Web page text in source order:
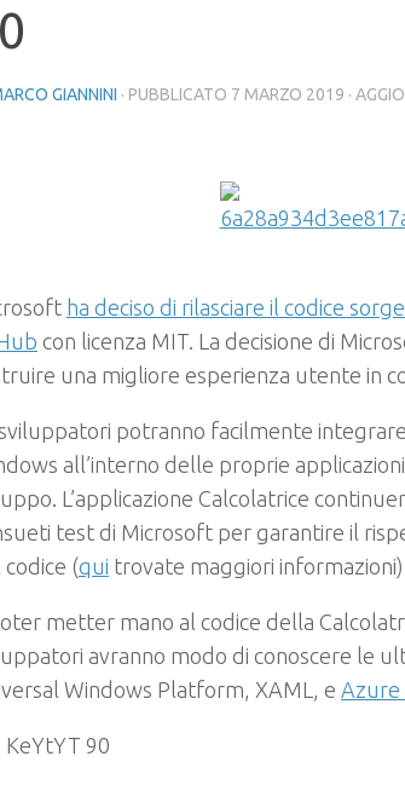
GIANNINI · PUBBLICATO 7 MARZO 2019 ·
ha deciso di rilasciare il codice
con licenza MIT. La decisione di
una migliore esperienza utente in
potranno facilmente
all’interno delle proprie
L’applicazione Calcolatrice
test di Microsoft per garantire il
(qui trovate maggiori
metter mano al codice della
avranno modo di conoscere le
Windows Platform, XAML, e Azure